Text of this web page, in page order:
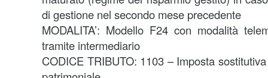
di gestione nel secondo mese precedente
MODALITA’: Modello F24 con modalità
tramite intermediario
CODICE TRIBUTO: 1103 – Imposta